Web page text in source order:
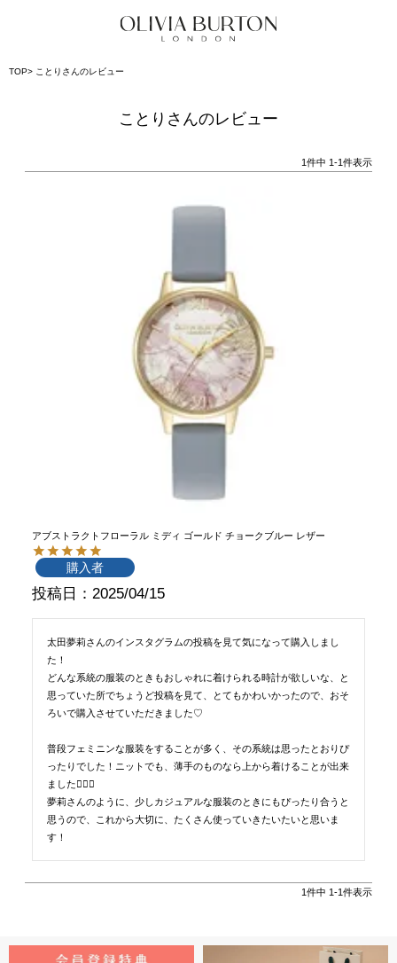
TOP ことりさんのレビュー
ことりさんのレビュー
1件中 1-1件表示
アブストラクトフローラル ミディ ゴールド チョークブルー レザー
購入者
投稿日 2025/04/15
太田夢莉さんのインスタグラムの投稿を見て気になって購入しまし
た！
どんな系統の服装のときもおしゃれに着けられる時計が欲しいな、と
思っていた所でちょうど投稿を見て、とてもかわいかったので、おそ
ろいで購入させていただきました♡
普段フェミニンな服装をすることが多く、その系統は思ったとおりぴ
ったりでした！ニットでも、薄手のものなら上から着けることが出来
ました🙆🏻‍♂️
夢莉さんのように、少しカジュアルな服装のときにもぴったり合うと
思うので、これから大切に、たくさん使っていきたいたいと思いま
す！
1件中 1-1件表示